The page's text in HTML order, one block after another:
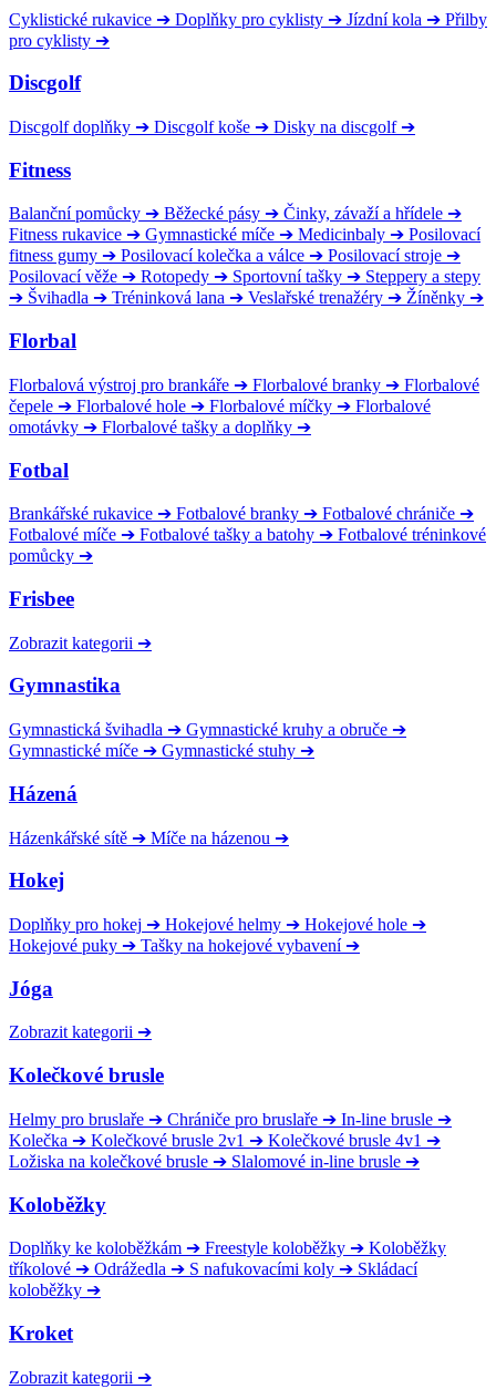
Cyklistické rukavice ➔ Doplňky pro cyklisty ➔ Jízdní kola ➔ Přilby
pro cyklisty ➔
Discgolf
Discgolf doplňky ➔ Discgolf koše ➔ Disky na discgolf ➔
Fitness
Balanční pomůcky ➔ Běžecké pásy ➔ Činky, závaží a hřídele ➔
Fitness rukavice ➔ Gymnastické míče ➔ Medicinbaly ➔ Posilovací
fitness gumy ➔ Posilovací kolečka a válce ➔ Posilovací stroje ➔
Posilovací věže ➔ Rotopedy ➔ Sportovní tašky ➔ Steppery a stepy
➔ Švihadla ➔ Tréninková lana ➔ Veslařské trenažéry ➔ Žíněnky ➔
Florbal
Florbalová výstroj pro brankáře ➔ Florbalové branky ➔ Florbalové
čepele ➔ Florbalové hole ➔ Florbalové míčky ➔ Florbalové
omotávky ➔ Florbalové tašky a doplňky ➔
Fotbal
Brankářské rukavice ➔ Fotbalové branky ➔ Fotbalové chrániče ➔
Fotbalové míče ➔ Fotbalové tašky a batohy ➔ Fotbalové tréninkové
pomůcky ➔
Frisbee
Zobrazit kategorii ➔
Gymnastika
Gymnastická švihadla ➔ Gymnastické kruhy a obruče ➔
Gymnastické míče ➔ Gymnastické stuhy ➔
Házená
Házenkářské sítě ➔ Míče na házenou ➔
Hokej
Doplňky pro hokej ➔ Hokejové helmy ➔ Hokejové hole ➔
Hokejové puky ➔ Tašky na hokejové vybavení ➔
Jóga
Zobrazit kategorii ➔
Kolečkové brusle
Helmy pro bruslaře ➔ Chrániče pro bruslaře ➔ In-line brusle ➔
Kolečka ➔ Kolečkové brusle 2v1 ➔ Kolečkové brusle 4v1 ➔
Ložiska na kolečkové brusle ➔ Slalomové in-line brusle ➔
Koloběžky
Doplňky ke koloběžkám ➔ Freestyle koloběžky ➔ Koloběžky
tříkolové ➔ Odrážedla ➔ S nafukovacími koly ➔ Skládací
koloběžky ➔
Kroket
Zobrazit kategorii ➔